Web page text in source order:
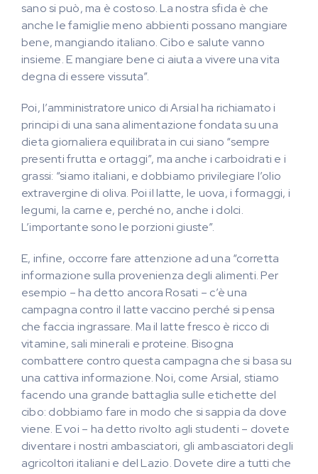
sano si può, ma è costoso. La nostra sfida è che
anche le famiglie meno abbienti possano mangiare
bene, mangiando italiano. Cibo e salute vanno
insieme. E mangiare bene ci aiuta a vivere una vita
degna di essere vissuta”.
Poi, l’amministratore unico di Arsial ha richiamato i
principi di una sana alimentazione fondata su una
dieta giornaliera equilibrata in cui siano “sempre
presenti frutta e ortaggi”, ma anche i carboidrati e i
grassi: “siamo italiani, e dobbiamo privilegiare l’olio
extravergine di oliva. Poi il latte, le uova, i formaggi, i
legumi, la carne e, perché no, anche i dolci.
L’importante sono le porzioni giuste”.
E, infine, occorre fare attenzione ad una “corretta
informazione sulla provenienza degli alimenti. Per
esempio – ha detto ancora Rosati – c’è una
campagna contro il latte vaccino perché si pensa
che faccia ingrassare. Ma il latte fresco è ricco di
vitamine, sali minerali e proteine. Bisogna
combattere contro questa campagna che si basa su
una cattiva informazione. Noi, come Arsial, stiamo
facendo una grande battaglia sulle etichette del
cibo: dobbiamo fare in modo che si sappia da dove
viene. E voi – ha detto rivolto agli studenti – dovete
diventare i nostri ambasciatori, gli ambasciatori degli
agricoltori italiani e del Lazio. Dovete dire a tutti che